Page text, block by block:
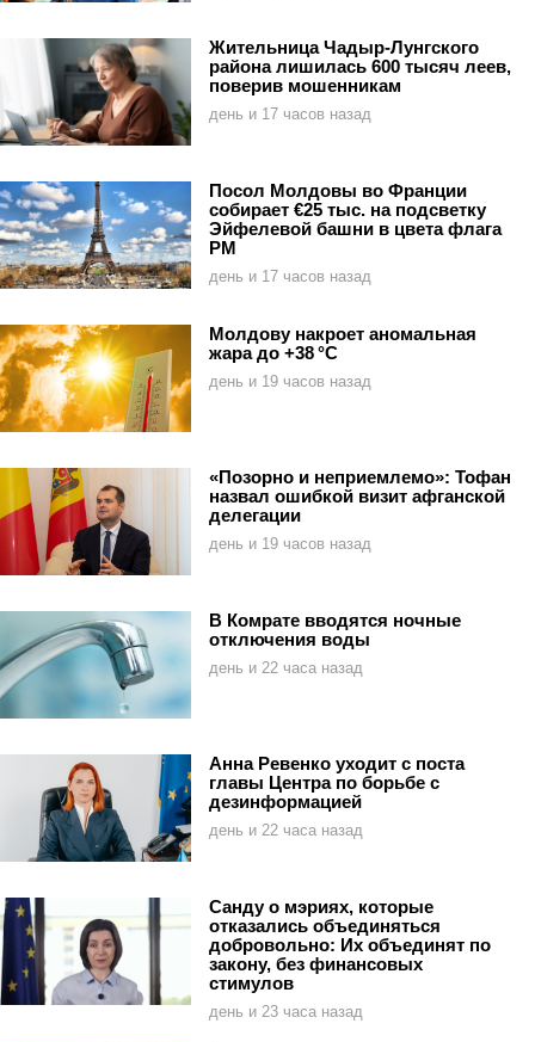
Жительница Чадыр-Лунгского
района лишилась 600 тысяч леев,
поверив мошенникам
день и 17 часов назад
Посол Молдовы во Франции
собирает €25 тыс. на подсветку
Эйфелевой башни в цвета флага
РМ
день и 17 часов назад
Молдову накроет аномальная
жара до +38 °C
день и 19 часов назад
«Позорно и неприемлемо»: Тофан
назвал ошибкой визит афганской
делегации
день и 19 часов назад
В Комрате вводятся ночные
отключения воды
день и 22 часа назад
Анна Ревенко уходит с поста
главы Центра по борьбе с
дезинформацией
день и 22 часа назад
Санду о мэриях, которые
отказались объединяться
добровольно: Их объединят по
закону, без финансовых
стимулов
день и 23 часа назад